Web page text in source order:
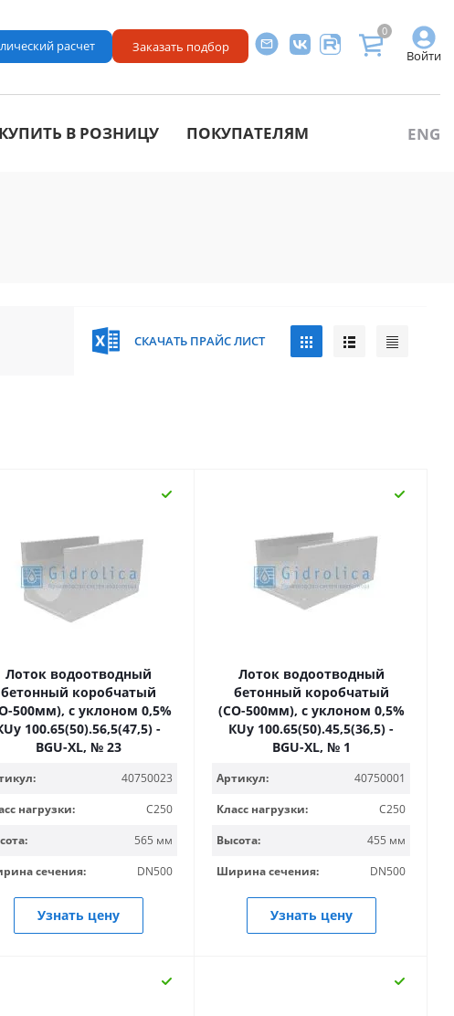
Войти
0
расчет Заказать подбор
КУПИТЬ В РОЗНИЦУ ПОКУПАТЕЛЯМ ENG
СКАЧАТЬ ПРАЙС ЛИСТ
Лоток водоотводный
бетонный коробчатый
500мм), с уклоном 0,5%
100.65(50).56,5(47,5) -
BGU-XL, № 23
40750023
нагрузки:
C250
565 мм
сечения:
DN500
Узнать цену
Лоток водоотводный
бетонный коробчатый
(СО-500мм), с уклоном 0,5%
КUу 100.65(50).45,5(36,5) -
BGU-XL, № 1
Артикул:
40750001
Класс нагрузки:
C250
Высота:
455 мм
Ширина сечения:
DN500
Узнать цену